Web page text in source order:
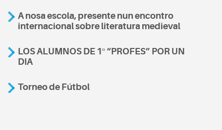
A nosa escola, presente nun encontro
internacional sobre literatura medieval
LOS ALUMNOS DE 1º “PROFES” POR UN
DIA
Torneo de Fútbol